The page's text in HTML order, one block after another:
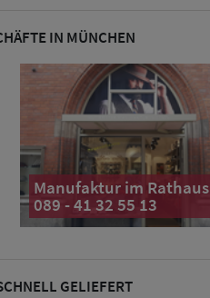
IN MÜNCHEN
Manufaktur im Rathaus
089 - 41 32 55 13
GELIEFERT